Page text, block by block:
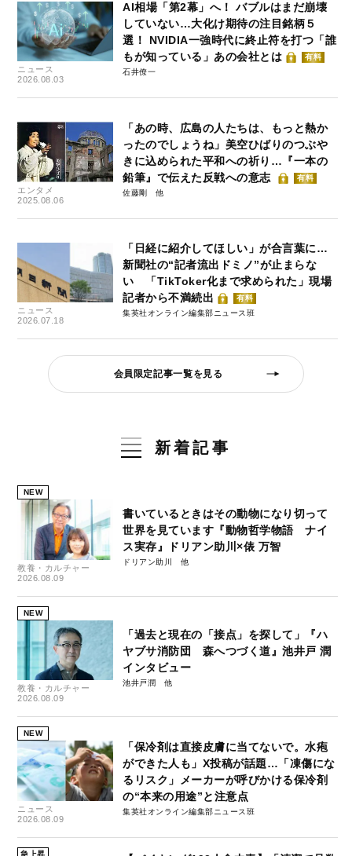
ニュース
2026.08.03
AI相場「第2幕」へ！ バブルはまだ崩壊
していない…大化け期待の注目銘柄５
選！ NVIDIA一強時代に終止符を打つ「誰
もが知っている」あの会社とは
有料
石井僚一
エンタメ
2025.08.06
「あの時、広島の人たちは、もっと熱か
ったのでしょうね」美空ひばりのつぶや
きに込められた平和への祈り…『一本の
鉛筆』で伝えた反戦への意志
有料
佐藤剛
ニュース
2026.07.18
「日経に紹介してほしい」が合言葉に…
新聞社の“記者流出ドミノ”が止まらな
い 「TikToker化まで求められた」現場
記者から不満続出
有料
集英社オンライン編集部ニュース班
会員限定記事一覧を見る
新着記事
NEW
教養・カルチャー
2026.08.09
書いているときはその動物になり切って
世界を見ています『動物哲学物語 ナイ
ス実存』ドリアン助川×俵 万智
ドリアン助川
NEW
教養・カルチャー
2026.08.09
「過去と現在の「接点」を探して」『ハ
ヤブサ消防団 森へつづく道』池井戸 潤
インタビュー
池井戸潤
NEW
ニュース
2026.08.09
「保冷剤は直接皮膚に当てないで。水疱
ができた人も」X投稿が話題…「凍傷にな
るリスク」メーカーが呼びかける保冷剤
の“本来の用途”と注意点
集英社オンライン編集部ニュース班
急上昇